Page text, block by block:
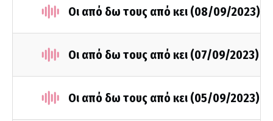
Οι από δω τους από κει (08/09/2023)
Οι από δω τους από κει (07/09/2023)
Οι από δω τους από κει (05/09/2023)